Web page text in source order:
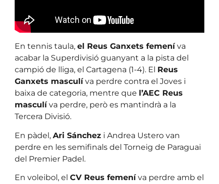
En tennis taula, el Reus Ganxets femeníva
acabar la Superdivisió guanyant a la pista del
campió de lliga, el Cartagena (1-4). El Reus
Ganxets masculíva perdre contra el Joves i
baixa de categoria, mentre que l’AEC Reus
masculíva perdre, però es mantindrà a la
Tercera Divisió.
En pàdel, Ari Sánchez i Andrea Ustero van
perdre en les semifinals del Torneig de Paraguai
del Premier Padel.
En voleibol, el CV Reus femeníva perdre amb el